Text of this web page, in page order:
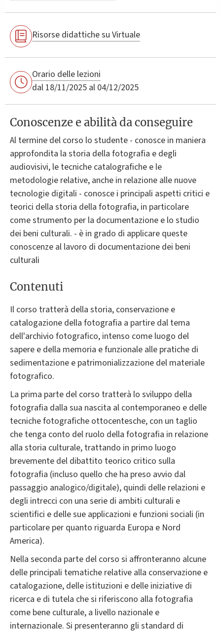
Risorse didattiche su Virtuale
Orario delle lezioni
dal 18/11/2025 al 04/12/2025
Conoscenze e abilità da conseguire
Al termine del corso lo studente - conosce in maniera
approfondita la storia della fotografia e degli
audiovisivi, le tecniche catalografiche e le
metodologie relative, anche in relazione alle nuove
tecnologie digitali - conosce i principali aspetti critici e
teorici della storia della fotografia, in particolare
come strumento per la documentazione e lo studio
dei beni culturali. - è in grado di applicare queste
conoscenze al lavoro di documentazione dei beni
culturali
Contenuti
Il corso tratterà della storia, conservazione e
catalogazione della fotografia a partire dal tema
dell'archivio fotografico, intenso come luogo del
sapere e della memoria e funzionale alle pratiche di
sedimentazione e patrimonializzazione del materiale
fotografico.
La prima parte del corso tratterà lo sviluppo della
fotografia dalla sua nascita al contemporaneo e delle
tecniche fotografiche ottocentesche, con un taglio
che tenga conto del ruolo della fotografia in relazione
alla storia culturale, trattando in primo luogo
brevemente del dibattito teorico critico sulla
fotografia (incluso quello che ha preso avvio dal
passaggio analogico/digitale), quindi delle relazioni e
degli intrecci con una serie di ambiti culturali e
scientifici e delle sue applicazioni e funzioni sociali (in
particolare per quanto riguarda Europa e Nord
America).
Nella seconda parte del corso si affronteranno alcune
delle principali tematiche relative alla conservazione e
catalogazione, delle istituzioni e delle iniziative di
ricerca e di tutela che si riferiscono alla fotografia
come bene culturale, a livello nazionale e
internazionale. Si presenteranno gli standard di